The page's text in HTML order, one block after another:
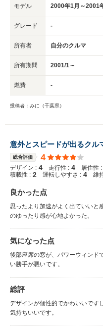
モデル 2000年1月～2001
グレード -
所有者 自分のクルマ
所有期間 2001/1～
燃費 -
投稿者：みに（千葉県）
意外とスピードが出るクル
総合評価 4
デザイン : 4 走行性 : 4 居住性 :
積載性 : 2 運転しやすさ : 4 維
良かった点
思ったより加速がよく出ていいと
のゆったり感が心地よかった。
気になった点
後部座席の窓が、パワーウィンド
い勝手が悪いです。
総評
デザインが個性的でかわいいです
気持ちいいです。